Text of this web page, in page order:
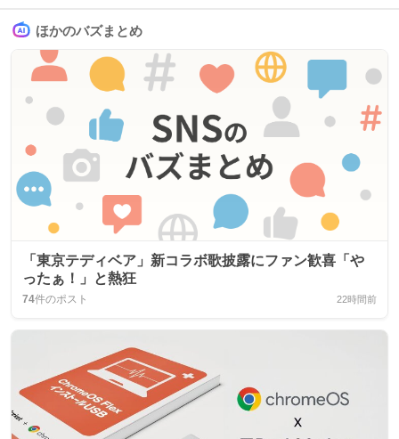
ほかのバズまとめ
「東京テディベア」新コラボ歌披露にファン歓喜「や
ったぁ！」と熱狂
74件のポスト 22時間前